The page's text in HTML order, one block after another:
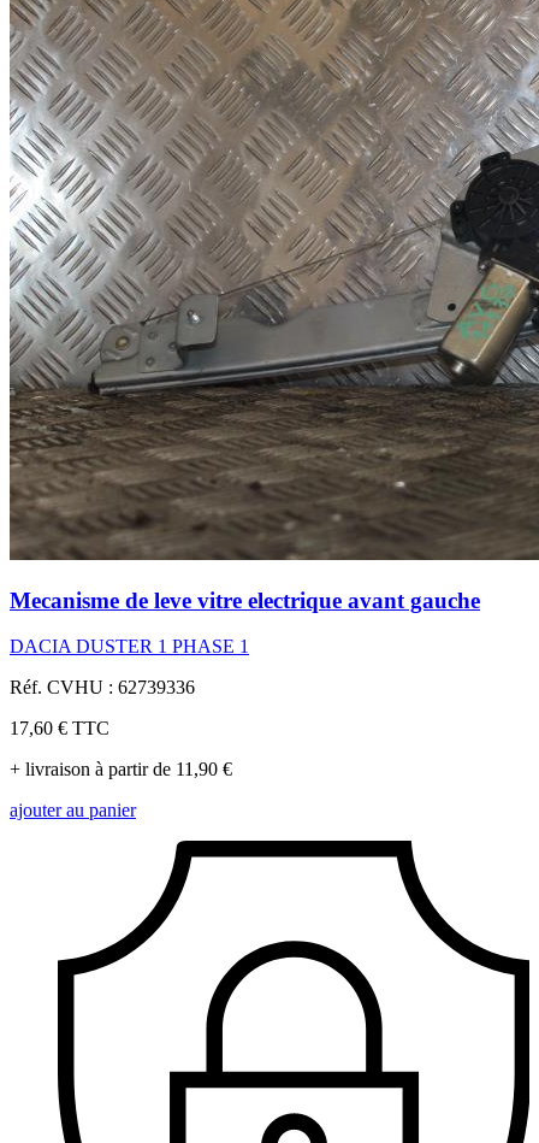
Mecanisme de leve vitre electrique avant gauche
DACIA DUSTER 1 PHASE 1
Réf. CVHU : 62739336
17,60 € TTC
+ livraison à partir de 11,90 €
ajouter au panier